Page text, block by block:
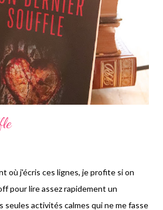
ayant fui le domicile conjugal, du
Elle élève donc seule ...
où j'écris ces lignes, je profite si on
pour lire assez rapidement un
seules activités calmes qui ne me fasse